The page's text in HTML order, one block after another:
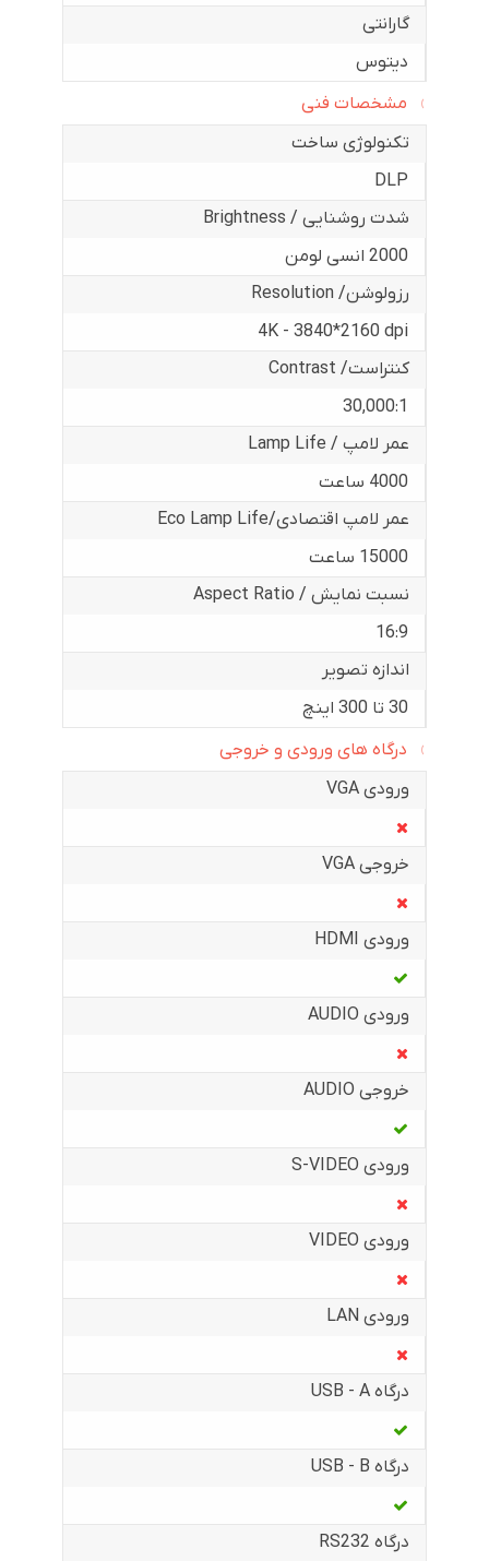
گارانتی
دیتوس
مشخصات فنی
تکنولوژی ساخت
DLP
شدت روشنایی / Brightness
2000 انسی لومن
رزولوشن/ Resolution
4K - 3840*2160 dpi
کنتراست/ Contrast
30,000:1
عمر لامپ / Lamp Life
4000 ساعت
عمر لامپ اقتصادی/Eco Lamp Life
15000 ساعت
نسبت نمایش / Aspect Ratio
16:9
اندازه تصویر
30 تا 300 اینچ
درگاه های ورودی و خروجی
ورودی VGA
خروجی VGA
ورودی HDMI
ورودی AUDIO
خروجی AUDIO
ورودی S-VIDEO
ورودی VIDEO
ورودی LAN
درگاه USB - A
درگاه USB - B
درگاه RS232